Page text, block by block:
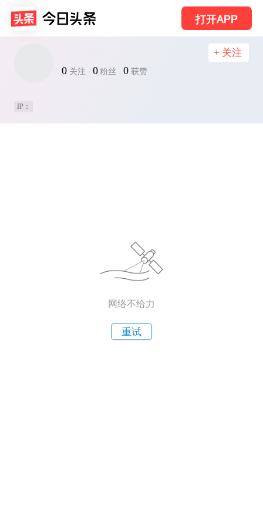
打开APP
0 关注 0 粉丝 0 获赞
+ 关注
IP：
网络不给力
重试